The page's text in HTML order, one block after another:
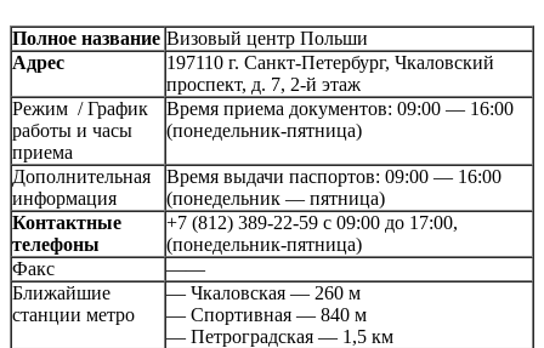
Полное название Визовый центр Польши
Адрес
197110 г. Санкт-Петербург, Чкаловский
проспект, д. 7, 2-й этаж
Режим / График
работы и часы
приема
Время приема документов: 09:00 — 16:00
(понедельник-пятница)
Дополнительная
информация
Время выдачи паспортов: 09:00 — 16:00
(понедельник — пятница)
Контактные
телефоны
+7 (812) 389-22-59 с 09:00 до 17:00,
(понедельник-пятница)
Факс
——
Ближайшие
станции метро
— Чкаловская — 260 м
— Спортивная — 840 м
— Петроградская — 1,5 км